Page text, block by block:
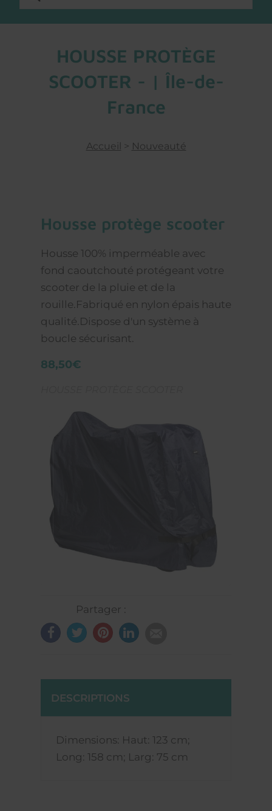
HOUSSE PROTÈGE
SCOOTER - | Île-de-
France
Accueil > Nouveauté
housse protège scooter
Housse 100% imperméable avec
fond caoutchouté protégeant votre
scooter de la pluie et de la
rouille.Fabriqué en nylon épais haute
qualité.Dispose d'un système à
boucle sécurisant.
88,50€
Partager :
DESCRIPTIONS
Dimensions: Haut: 123 cm;
Long: 158 cm; Larg: 75 cm